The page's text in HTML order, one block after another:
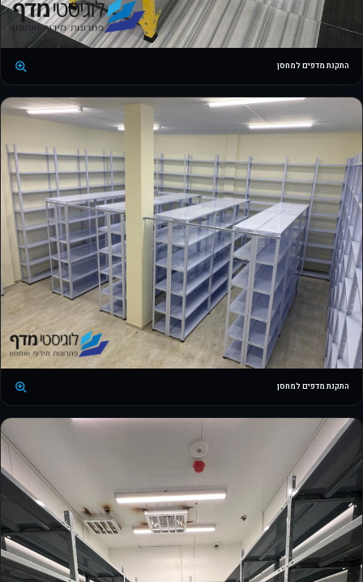
התקנת מדפים למחסן
התקנת מדפים למחסן